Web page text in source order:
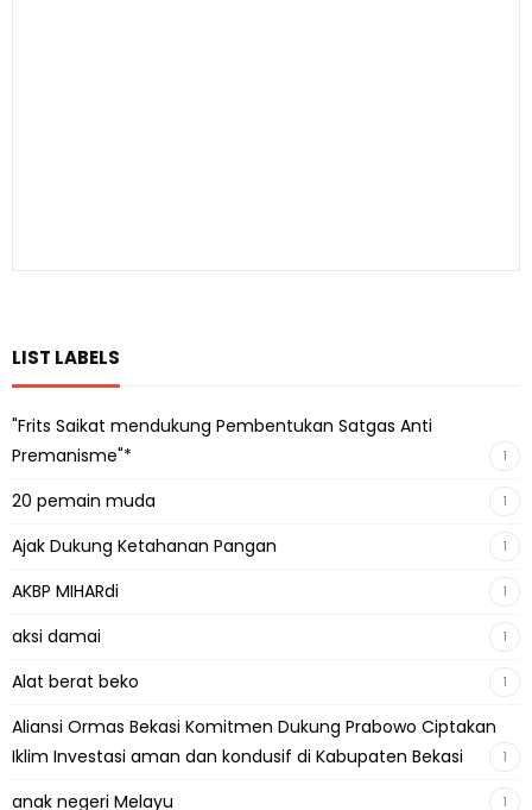
LIST LABELS
"Frits Saikat mendukung Pembentukan Satgas Anti
Premanisme"*
1
20 pemain muda 1
Ajak Dukung Ketahanan Pangan 1
AKBP MIHARdi 1
aksi damai 1
Alat berat beko 1
Aliansi Ormas Bekasi Komitmen Dukung Prabowo Ciptakan
Iklim Investasi aman dan kondusif di Kabupaten Bekasi
1
anak negeri Melayu 1